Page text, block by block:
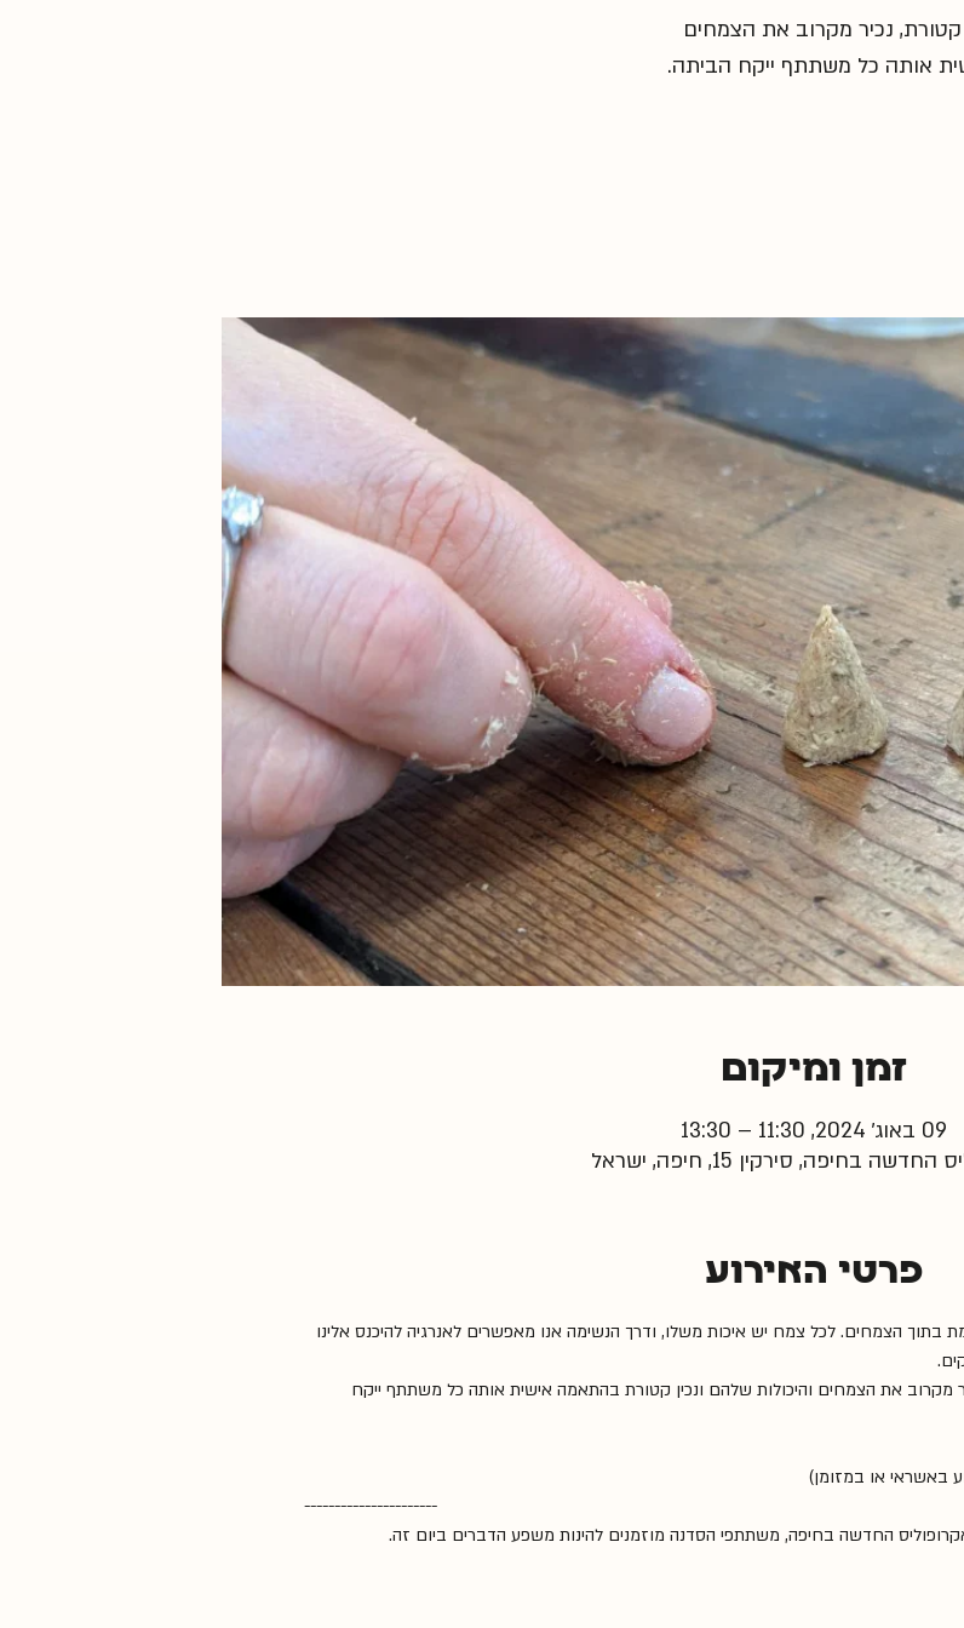
נכיר מקרוב את הצמחים
אותה כל משתתף ייקח הביתה.
זמן ומיקום
09 באוג׳ 2024, 11:30 – 13:30
בחיפה, סירקין 15, חיפה, ישראל
פרטי האירוע
הצמחים. לכל צמח יש איכות משלו, ודרך הנשימה אנו מאפשרים לאנרגיה להיכנס אלינו
מקרוב את הצמחים והיכולות שלהם ונכין קטורת בהתאמה אישית אותה כל משתתף ייקח
באשראי או במזומן)
----------------------
החדשה בחיפה, משתתפי הסדנה מוזמנים להינות משפע הדברים ביום זה.